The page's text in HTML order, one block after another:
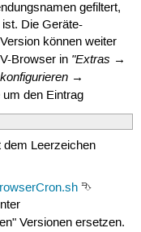
gefiltert,
Die Geräte-
können weiter
Browser in "Extras →
→
den Eintrag
Leerzeichen
⮷
Versionen ersetzen.